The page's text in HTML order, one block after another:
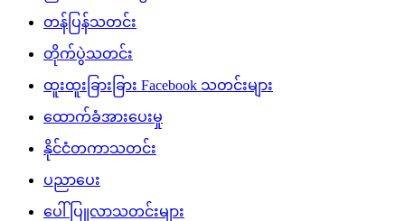
တန်ပြန်သတင်း
တိုက်ပွဲသတင်း
ထူးထူးခြားခြား Facebook သတင်းများ
ထောက်ခံအားပေးမှု
နိုင်ငံတကာသတင်း
ပညာပေး
ပေါ်ပြူလာသတင်းများ